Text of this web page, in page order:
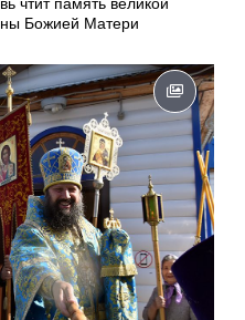
Божией Матери